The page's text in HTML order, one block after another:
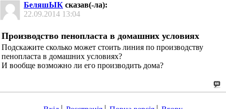
БеляшЫК сказав(-ла):
22.09.2014 13:04
Производство пенопласта в домашних условиях
Подскажите сколько может стоить линия по производству
пенопласта в домашних условиях?
И вообще возможно ли его производить дома?